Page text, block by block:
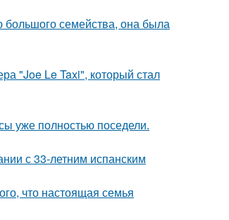
семейства, она была
"Joe Le Taxi", который стал
уже полностью поседели.
с 33-летним испанским
что настоящая семья